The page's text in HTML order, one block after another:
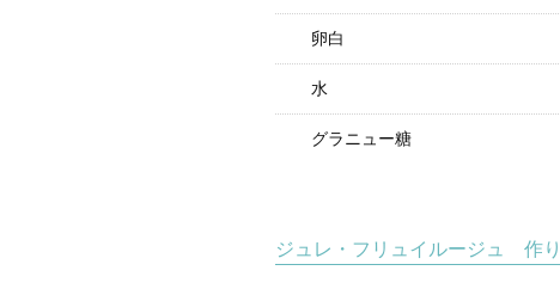
卵白
水
グラニュー糖
ジュレ・フリュイルージュ 作